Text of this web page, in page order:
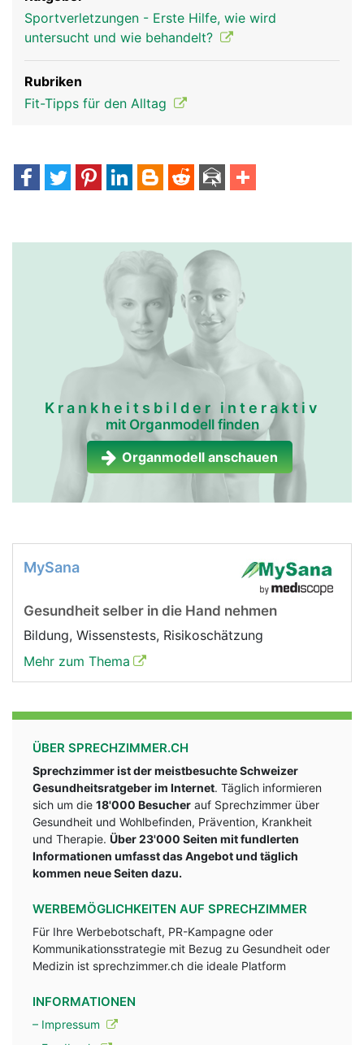
Sportverletzungen - Erste Hilfe, wie wird
untersucht und wie behandelt?
Rubriken
Fit-Tipps für den Alltag
Krankheitsbilder interaktiv
mit Organmodell finden
Organmodell anschauen
MySana
Gesundheit selber in die Hand nehmen
Bildung, Wissenstests, Risikoschätzung
Mehr zum Thema
ÜBER SPRECHZIMMER.CH
Sprechzimmer ist der meistbesuchte Schweizer
Gesundheitsratgeber im Internet. Täglich informieren
sich um die 18'000 Besucher auf Sprechzimmer über
Gesundheit und Wohlbefinden, Prävention, Krankheit
und Therapie. Über 23'000 Seiten mit fundlerten
Informationen umfasst das Angebot und täglich
kommen neue Seiten dazu.
WERBEMÖGLICHKEITEN AUF SPRECHZIMMER
Für Ihre Werbebotschaft, PR-Kampagne oder
Kommunikationsstrategie mit Bezug zu Gesundheit oder
Medizin ist sprechzimmer.ch die ideale Platform
INFORMATIONEN
– Impressum